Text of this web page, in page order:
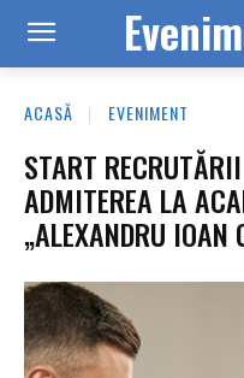
ACASĂ EVENIMENT
START
ADMITEREA LA
„ALEXANDRU IOAN